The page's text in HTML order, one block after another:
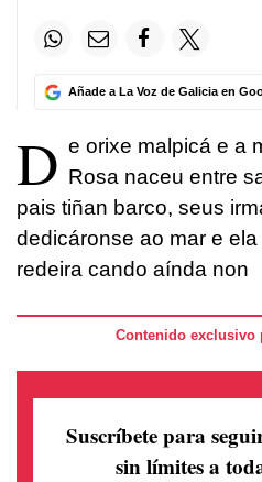
Añade a La Voz de Galicia en
D e orixe malpicá e a
Rosa naceu entre
pais tiñan barco, seus
dedicáronse ao mar e
redeira cando aínda non
Contenido exclusivo
Suscríbete para
sin límites a